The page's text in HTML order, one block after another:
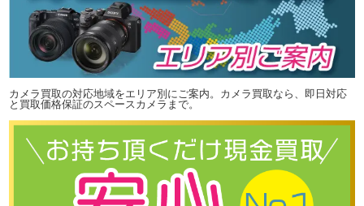
カメラ買取の対応地域をエリア別にご案内。カメラ買取なら、即日対応
と買取価格保証のスペースカメラまで。